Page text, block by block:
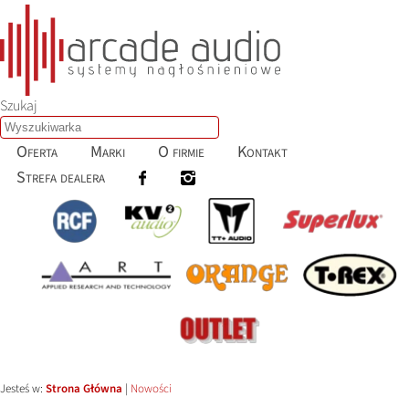
Szukaj
Oferta Marki O firmie
Kontakt
Strefa dealera
Jesteś w: Strona Główna | Nowości